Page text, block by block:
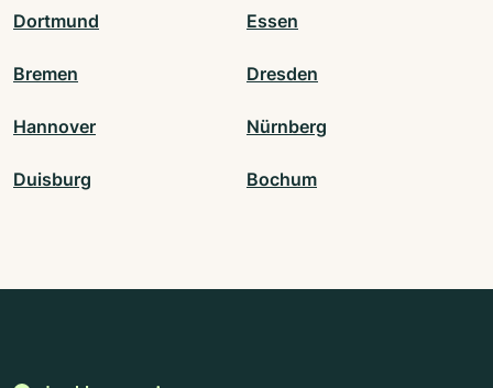
Dortmund Essen
Bremen Dresden
Hannover Nürnberg
Duisburg Bochum